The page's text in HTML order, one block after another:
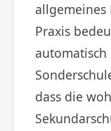
Praxis
dass die